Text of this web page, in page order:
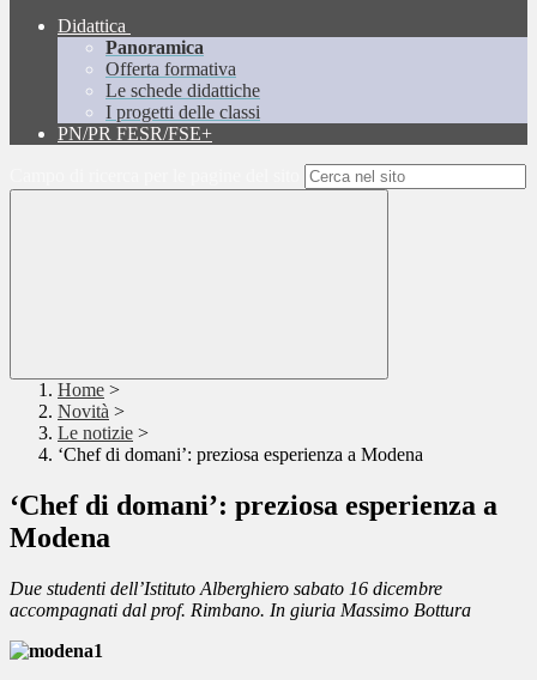
Didattica
Panoramica
Offerta formativa
Le schede didattiche
I progetti delle classi
PN/PR FESR/FSE+
Home >
Novità >
Le notizie >
‘Chef di domani’: preziosa esperienza a Modena
‘Chef di domani’: preziosa esperienza a
Modena
Due studenti dell’Istituto Alberghiero sabato 16 dicembre
accompagnati dal prof. Rimbano. In giuria Massimo Bottura